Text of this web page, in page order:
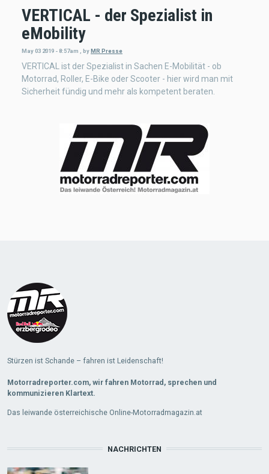
VERTICAL - der Spezialist in
eMobility
May 03 2019 - 8:57am , by MR Presse
VERTICAL ist der Spezialist in Sachen E-Mobilität - ob
Motorrad, Roller, E-Bike oder Scooter - hier wird man mit
Sicherheit fündig und mehr als kompetent beraten.
Stürzen ist Schande – fahren ist Leidenschaft!
Motorradreporter.com, wir fahren Motorrad, sprechen und
kommunizieren Klartext.
Das leiwande österreichische Online-Motorradmagazin.at
NACHRICHTEN